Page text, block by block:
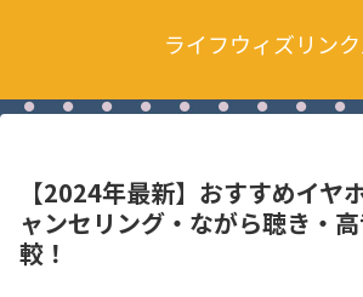
ライフウィズリン
【2024年最新】おすすめイヤ
ャンセリング・ながら聴き・
較！